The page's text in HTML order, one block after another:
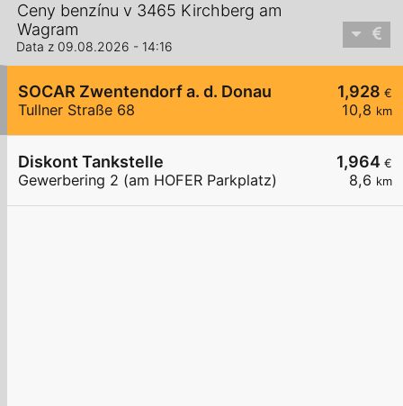
Ceny benzínu v 3465 Kirchberg am
Wagram
Data z 09.08.2026 - 14:16
1,928 €
10,8 km
SOCAR Zwentendorf a. d. Donau
Tullner Straße 68
1,964 €
8,6 km
Diskont Tankstelle
Gewerbering 2 (am HOFER Parkplatz)